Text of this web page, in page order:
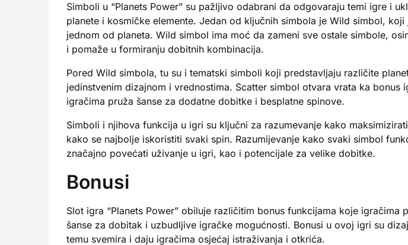
Simboli u “Planets Power” su pažljivo odabrani da odgovaraju temi igre i
planete i kosmičke elemente. Jedan od ključnih simbola je Wild simbol, koji
jednom od planeta. Wild simbol ima moć da zameni sve ostale simbole,
i pomaže u formiranju dobitnih kombinacija.
Pored Wild simbola, tu su i tematski simboli koji predstavljaju različite
jedinstvenim dizajnom i vrednostima. Scatter simbol otvara vrata ka bonus
igračima pruža šanse za dodatne dobitke i besplatne spinove.
Simboli i njihova funkcija u igri su ključni za razumevanje kako
kako se najbolje iskoristiti svaki spin. Razumijevanje kako svaki simbol
značajno povećati uživanje u igri, kao i potencijale za velike dobitke.
Bonusi
Slot igra “Planets Power” obiluje različitim bonus funkcijama koje igračima
šanse za dobitak i uzbudljive igračke mogućnosti. Bonusi u ovoj igri su
temu svemira i daju igračima osjećaj istraživanja i otkrića.